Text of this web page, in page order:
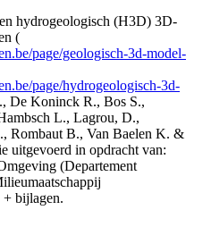
hydrogeologisch (H3D) 3D-
(
page/geologisch-3d-model-
page/hydrogeologisch-3d-
De Koninck R., Bos S.,
L., Lagrou, D.,
Rombaut B., Van Baelen K. &
uitgevoerd in opdracht van:
(Departement
bijlagen.